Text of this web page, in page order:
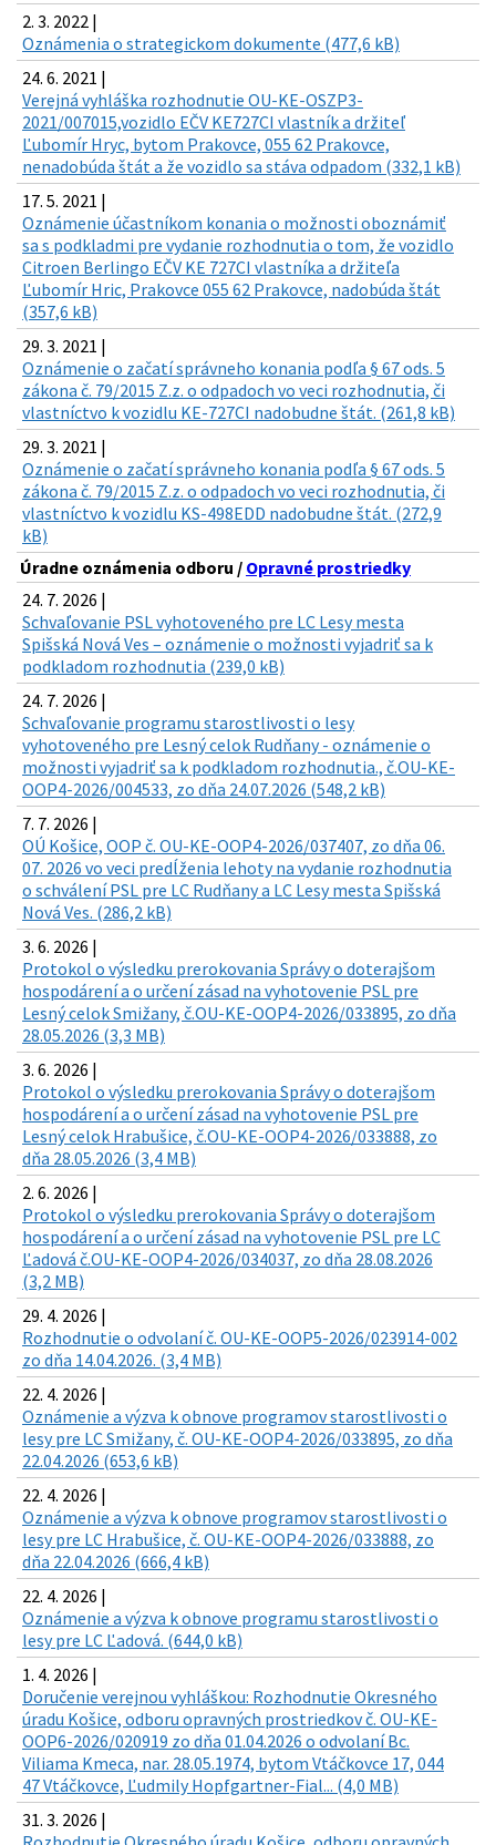
2. 3. 2022 |
Oznámenia o strategickom dokumente (477,6 kB)
24. 6. 2021 |
Verejná vyhláška rozhodnutie OU-KE-OSZP3-
2021/007015,vozidlo EČV KE727CI vlastník a držiteľ
Ľubomír Hryc, bytom Prakovce, 055 62 Prakovce,
nenadobúda štát a že vozidlo sa stáva odpadom (332,1 kB)
17. 5. 2021 |
Oznámenie účastníkom konania o možnosti oboznámiť
sa s podkladmi pre vydanie rozhodnutia o tom, že vozidlo
Citroen Berlingo EČV KE 727CI vlastníka a držiteľa
Ľubomír Hric, Prakovce 055 62 Prakovce, nadobúda štát
(357,6 kB)
29. 3. 2021 |
Oznámenie o začatí správneho konania podľa § 67 ods. 5
zákona č. 79/2015 Z.z. o odpadoch vo veci rozhodnutia, či
vlastníctvo k vozidlu KE-727CI nadobudne štát. (261,8 kB)
29. 3. 2021 |
Oznámenie o začatí správneho konania podľa § 67 ods. 5
zákona č. 79/2015 Z.z. o odpadoch vo veci rozhodnutia, či
vlastníctvo k vozidlu KS-498EDD nadobudne štát. (272,9
kB)
Úradne oznámenia odboru / Opravné prostriedky
24. 7. 2026 |
Schvaľovanie PSL vyhotoveného pre LC Lesy mesta
Spišská Nová Ves – oznámenie o možnosti vyjadriť sa k
podkladom rozhodnutia (239,0 kB)
24. 7. 2026 |
Schvaľovanie programu starostlivosti o lesy
vyhotoveného pre Lesný celok Rudňany - oznámenie o
možnosti vyjadriť sa k podkladom rozhodnutia., č.OU-KE-
OOP4-2026/004533, zo dňa 24.07.2026 (548,2 kB)
7. 7. 2026 |
OÚ Košice, OOP č. OU-KE-OOP4-2026/037407, zo dňa 06.
07. 2026 vo veci predĺženia lehoty na vydanie rozhodnutia
o schválení PSL pre LC Rudňany a LC Lesy mesta Spišská
Nová Ves. (286,2 kB)
3. 6. 2026 |
Protokol o výsledku prerokovania Správy o doterajšom
hospodárení a o určení zásad na vyhotovenie PSL pre
Lesný celok Smižany, č.OU-KE-OOP4-2026/033895, zo dňa
28.05.2026 (3,3 MB)
3. 6. 2026 |
Protokol o výsledku prerokovania Správy o doterajšom
hospodárení a o určení zásad na vyhotovenie PSL pre
Lesný celok Hrabušice, č.OU-KE-OOP4-2026/033888, zo
dňa 28.05.2026 (3,4 MB)
2. 6. 2026 |
Protokol o výsledku prerokovania Správy o doterajšom
hospodárení a o určení zásad na vyhotovenie PSL pre LC
Ľadová č.OU-KE-OOP4-2026/034037, zo dňa 28.08.2026
(3,2 MB)
29. 4. 2026 |
Rozhodnutie o odvolaní č. OU-KE-OOP5-2026/023914-002
zo dňa 14.04.2026. (3,4 MB)
22. 4. 2026 |
Oznámenie a výzva k obnove programov starostlivosti o
lesy pre LC Smižany, č. OU-KE-OOP4-2026/033895, zo dňa
22.04.2026 (653,6 kB)
22. 4. 2026 |
Oznámenie a výzva k obnove programov starostlivosti o
lesy pre LC Hrabušice, č. OU-KE-OOP4-2026/033888, zo
dňa 22.04.2026 (666,4 kB)
22. 4. 2026 |
Oznámenie a výzva k obnove programu starostlivosti o
lesy pre LC Ľadová. (644,0 kB)
1. 4. 2026 |
Doručenie verejnou vyhláškou: Rozhodnutie Okresného
úradu Košice, odboru opravných prostriedkov č. OU-KE-
OOP6-2026/020919 zo dňa 01.04.2026 o odvolaní Bc.
Viliama Kmeca, nar. 28.05.1974, bytom Vtáčkovce 17, 044
47 Vtáčkovce, Ľudmily Hopfgartner-Fial... (4,0 MB)
31. 3. 2026 |